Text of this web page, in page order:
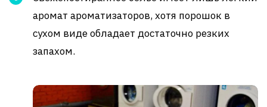
аромат ароматизаторов, хотя порошок в
сухом виде обладает достаточно резких
запахом.